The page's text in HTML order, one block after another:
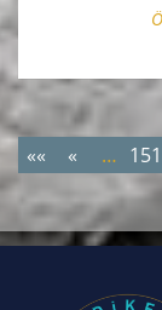
««
« … 151